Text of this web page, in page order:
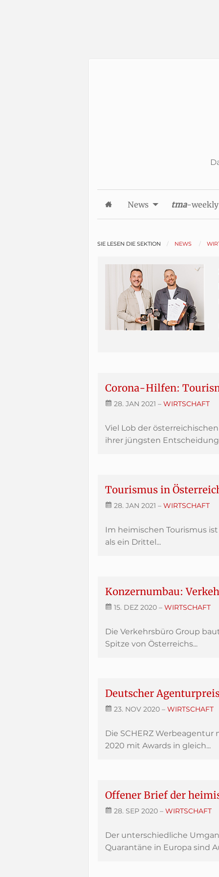
News tma-weekly
SIE LESEN DIE SEKTION NEWS
Corona-Hilfen:
28. JAN 2021 – WIRTSCHAFT
Viel Lob der
ihrer jüngsten
Tourismus in
28. JAN 2021 – WIRTSCHAFT
Im heimischen Tourismus
als ein Drittel...
Konzernumbau:
15. DEZ 2020 – WIRTSCHAFT
Die Verkehrsbüro Group
Spitze von Österreichs...
Deutscher
23. NOV 2020 – WIRTSCHAFT
Die SCHERZ
2020 mit Awards in gleich...
Offener Brief der
28. SEP 2020 – WIRTSCHAFT
Der unterschiedliche
Quarantäne in Europa sind